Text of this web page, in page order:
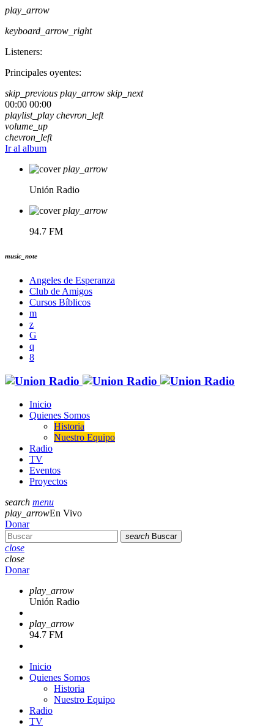
play_arrow
keyboard_arrow_right
Listeners:
Principales oyentes:
skip_previous play_arrow skip_next
00:00 00:00
playlist_play chevron_left
volume_up
chevron_left
Ir al album
play_arrow
Unión Radio
play_arrow
94.7 FM
music_note
Angeles de Esperanza
Club de Amigos
Cursos Bíblicos
Inicio
Quienes Somos
Historia
Nuestro Equipo
Radio
TV
Eventos
Proyectos
search menu
play_arrowEn Vivo
Donar
search Buscar
close
close
Donar
play_arrow
Unión Radio
play_arrow
94.7 FM
Inicio
Quienes Somos
Historia
Nuestro Equipo
Radio
TV